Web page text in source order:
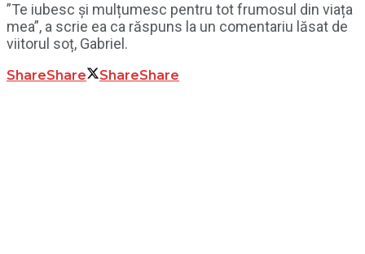
”Te iubesc și mulțumesc pentru tot frumosul din viața
mea”, a scrie ea ca răspuns la un comentariu lăsat de
viitorul soț, Gabriel.
ShareShare ShareShare